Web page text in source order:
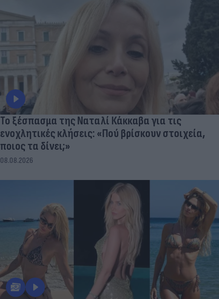
Το ξέσπασμα της Ναταλί Κάκκαβα για τις
ενοχλητικές κλήσεις: «Πού βρίσκουν στοιχεία,
ποιος τα δίνει;»
08.08.2026